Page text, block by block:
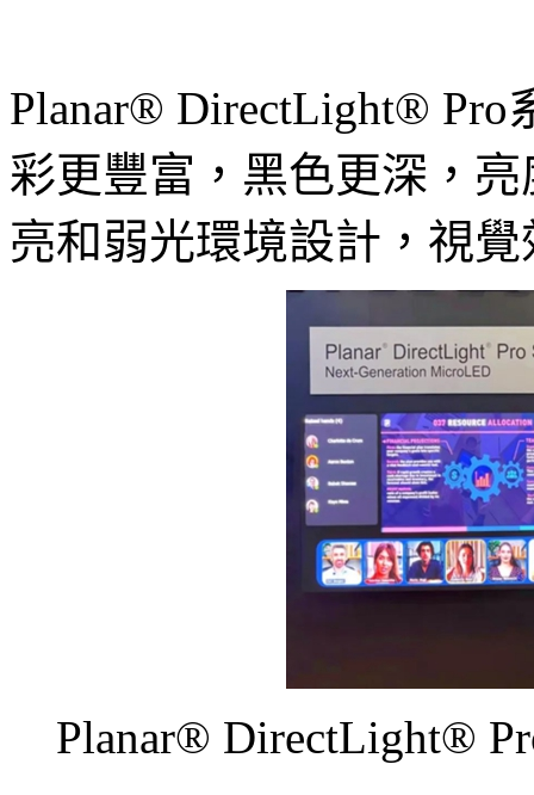
Planar® DirectLight®
彩更豐富，黑色更深，
亮和弱光環境設計，視
Planar® DirectLight®